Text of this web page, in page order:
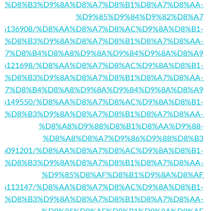
%D8%B3%D9%8A%D8%A7%D8%B1%D8%A7%D8%AA-
%D9%85%D9%84%D9%82%D8%A7
%D8%AA%D8%A7%D8%AC%D9%8A%D8%B1-
%D8%B3%D9%8A%D8%A7%D8%B1%D8%A7%D8%AA-
%D8%AA%D8%A7%D8%AC%D9%8A%D8%B1-
%D8%B3%D9%8A%D8%A7%D8%B1%D8%A7%D8%AA-
%D8%AA%D8%A7%D8%AC%D9%8A%D8%B1-
%D8%B3%D9%8A%D8%A7%D8%B1%D8%A7%D8%AA-
%D8%A8%D9%88%D8%B1%D8%AA%D9%88-
%D8%A8%D8%A7%D9%86%D9%88%D8%B3
%D8%AA%D8%A7%D8%AC%D9%8A%D8%B1-
%D8%B3%D9%8A%D8%A7%D8%B1%D8%A7%D8%AA-
%D9%85%D8%AF%D8%B1%D9%8A%D8%AF
%D8%AA%D8%A7%D8%AC%D9%8A%D8%B1-
%D8%B3%D9%8A%D8%A7%D8%B1%D8%A7%D8%AA-